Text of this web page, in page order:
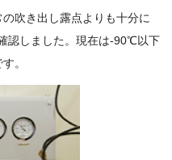
吹き出し露点よりも十分に
認しました。現在は-90℃以下
。